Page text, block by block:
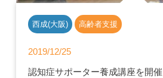
西成(大阪) 高齢者支援
2019/12/25
認知症サポーター養成講座を開催